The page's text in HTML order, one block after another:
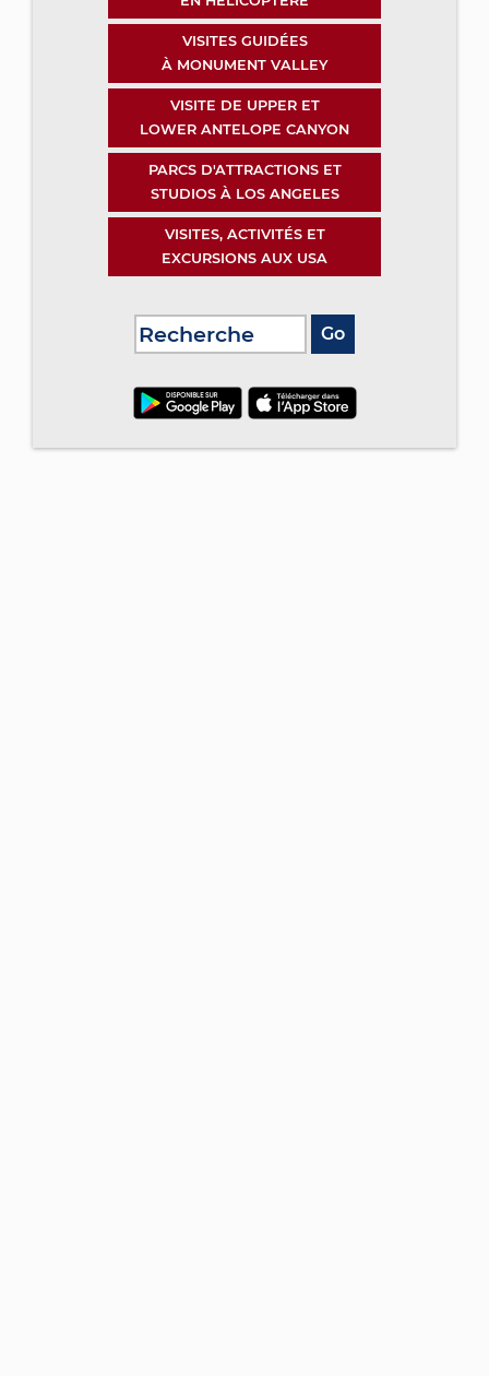
VISITES GUIDÉES
À MONUMENT VALLEY
VISITE DE UPPER ET
LOWER ANTELOPE CANYON
PARCS D'ATTRACTIONS ET
STUDIOS À LOS ANGELES
VISITES, ACTIVITÉS ET
EXCURSIONS AUX USA